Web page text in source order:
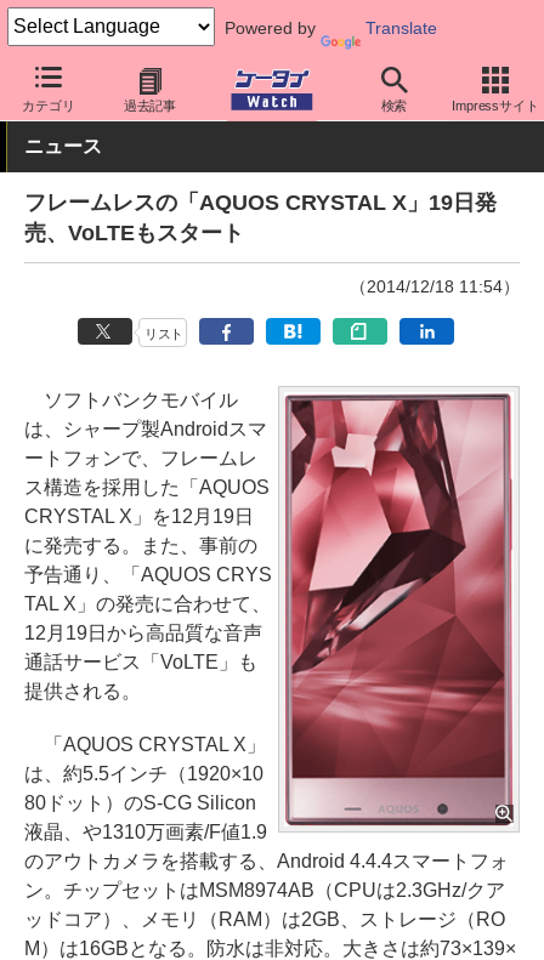
Powered by Translate
カテゴリ 過去記事 検索 Impressサイト
ケータイ Watch キャリア ソフトバンク AQUOS
ニュース
フレームレスの「AQUOS CRYSTAL X」19日発
売、VoLTEもスタート
（2014/12/18 11:54）
リスト
ソフトバンクモバイル
は、シャープ製Androidスマ
ートフォンで、フレームレ
ス構造を採用した「AQUOS
CRYSTAL X」を12月19日
に発売する。また、事前の
予告通り、「AQUOS CRYS
TAL X」の発売に合わせて、
12月19日から高品質な音声
通話サービス「VoLTE」も
提供される。
「AQUOS CRYSTAL X」
は、約5.5インチ（1920×10
80ドット）のS-CG Silicon
液晶、や1310万画素/F値1.9
のアウトカメラを搭載する、Android 4.4.4スマートフォ
ン。チップセットはMSM8974AB（CPUは2.3GHz/クア
ッドコア）、メモリ（RAM）は2GB、ストレージ（RO
M）は16GBとなる。防水は非対応。大きさは約73×139×